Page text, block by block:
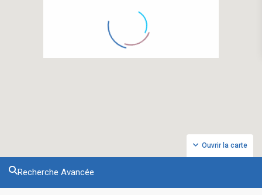
Ouvrir la carte
Recherche Avancée